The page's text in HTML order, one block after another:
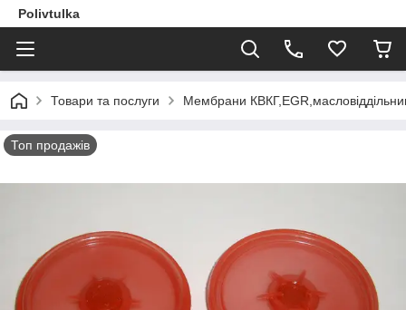
Polivtulka
Товари та послуги Мембрани
Топ продажів